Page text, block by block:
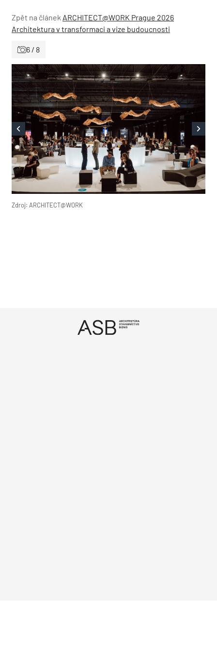
Zpět na článek ARCHITECT@WORK Prague 2026
Architektura v transformaci a vize budoucnosti
6 / 8
Zdroj: ARCHITECT@WORK